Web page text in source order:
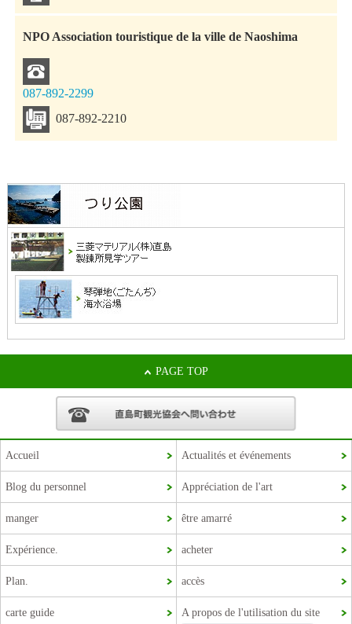
NPO Association touristique de la ville de Naoshima
087-892-2299
087-892-2210
PAGE TOP
Accueil Actualités et événements
Blog du personnel Appréciation de l'art
manger être amarré
Expérience. acheter
Plan. accès
carte guide A propos de l'utilisation du site
Japanese
Chinese (China)
Korean